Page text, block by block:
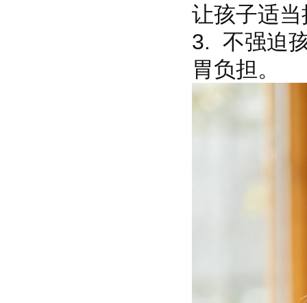
让孩子适
3. 不强迫
胃负担。